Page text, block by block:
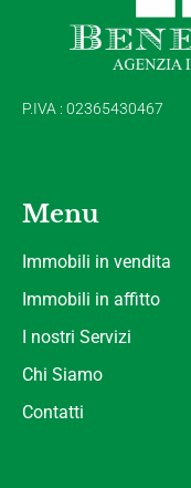
P.IVA : 02365430467
Menu
Immobili in vendita
Immobili in affitto
I nostri Servizi
Chi Siamo
Contatti